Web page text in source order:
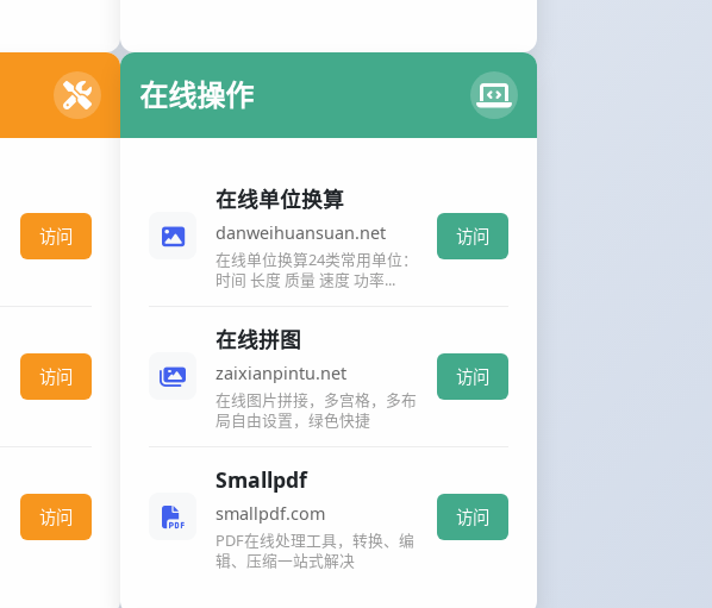
访问
访问
访问
在线操作
在线单位换算
danweihuansuan.net
在线单位换算24类常用单位：
时间 长度 质量 速度 功率...
访问
在线拼图
zaixianpintu.net
在线图片拼接，多宫格，多布
局自由设置，绿色快捷
访问
Smallpdf
smallpdf.com
PDF在线处理工具，转换、编
辑、压缩一站式解决
访问